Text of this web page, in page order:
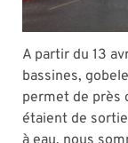
A partir du 13
bassines,
permet de près
étaient de